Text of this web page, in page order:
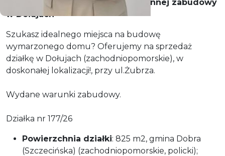
"Zbuduj dom w sercu jednorodzinnej zabudowy
w Dołujach"
Szukasz idealnego miejsca na budowę
wymarzonego domu? Oferujemy na sprzedaż
działkę w Dołujach (zachodniopomorskie), w
doskonałej lokalizacji!, przy ul.Żubrza.
Wydane warunki zabudowy.
Działka nr 177/26
Powierzchnia działki: 825 m2, gmina Dobra
(Szczecińska) (zachodniopomorskie, policki);